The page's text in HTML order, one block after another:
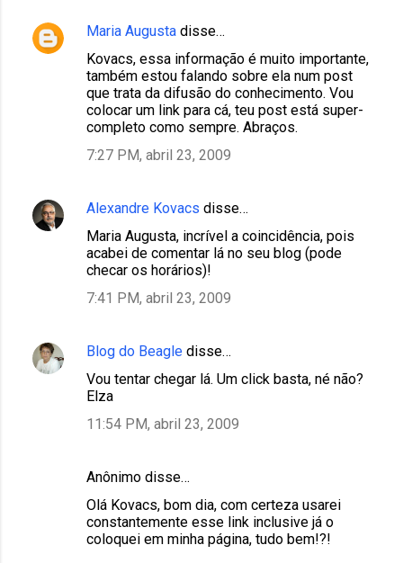
Maria Augusta disse…
Kovacs, essa informação é muito importante,
também estou falando sobre ela num post
que trata da difusão do conhecimento. Vou
colocar um link para cá, teu post está super-
completo como sempre. Abraços.
7:27 PM, abril 23, 2009
Alexandre Kovacs disse…
Maria Augusta, incrível a coincidência, pois
acabei de comentar lá no seu blog (pode
checar os horários)!
7:41 PM, abril 23, 2009
Blog do Beagle disse…
Vou tentar chegar lá. Um click basta, né não?
Elza
11:54 PM, abril 23, 2009
Anônimo disse…
Olá Kovacs, bom dia, com certeza usarei
constantemente esse link inclusive já o
coloquei em minha página, tudo bem!?!